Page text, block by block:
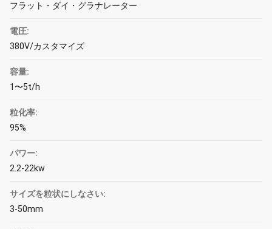
フラット・ダイ・グラナレーター
電圧:
380V/カスタマイズ
容量:
1〜5t/h
粒化率:
95%
パワー:
2.2-22kw
サイズを粒状にしなさい:
3-50mm